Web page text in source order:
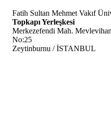
Fatih Sultan Mehmet Vakıf
Topkapı Yerleşkesi
Merkezefendi Mah.
No:25
Zeytinburnu / İSTANBUL